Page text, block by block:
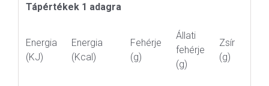
Tápértékek 1 adagra
Energia
(KJ)
Energia
(Kcal)
Fehérje
(g)
Állati
fehérje
(g)
Zsír
(g)